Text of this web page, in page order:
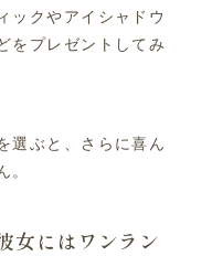
ックやアイシャドウ
をプレゼントしてみ
選ぶと、さらに喜ん
。
女にはワンラン